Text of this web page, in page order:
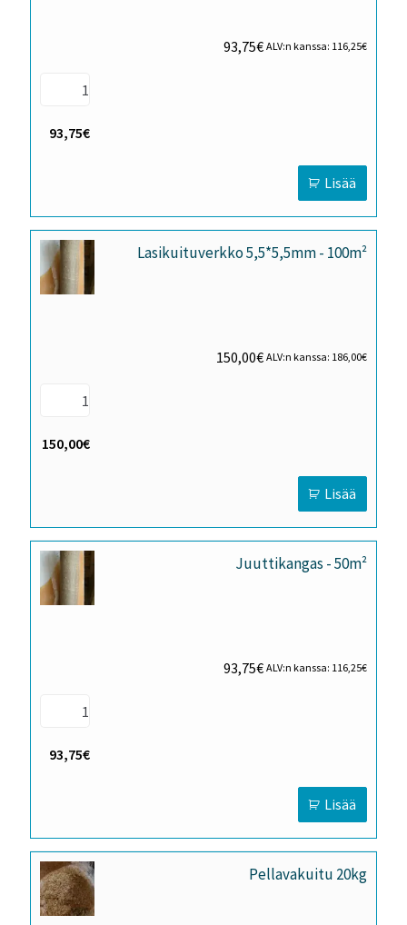
93,75€ ALV:n kanssa: 116,25€
93,75€
Lisää
Lasikuituverkko 5,5*5,5mm - 100m²
150,00€ ALV:n kanssa: 186,00€
150,00€
Lisää
Juuttikangas - 50m²
93,75€ ALV:n kanssa: 116,25€
93,75€
Lisää
Pellavakuitu 20kg